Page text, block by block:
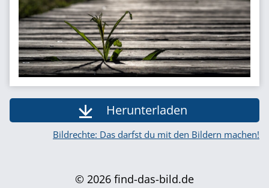
Herunterladen
Bildrechte: Das darfst du mit den Bildern machen!
© 2026 find-das-bild.de